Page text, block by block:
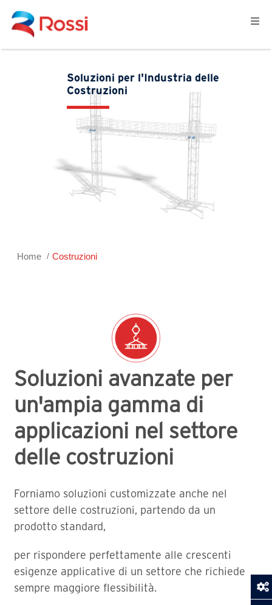
Soluzioni per l'Industria delle
Costruzioni
Home Costruzioni
Soluzioni avanzate per
un'ampia gamma di
applicazioni nel settore
delle costruzioni
Forniamo soluzioni customizzate anche nel
settore delle costruzioni, partendo da un
prodotto standard,
per rispondere perfettamente alle crescenti
esigenze applicative di un settore che richiede
sempre maggiore flessibilità.